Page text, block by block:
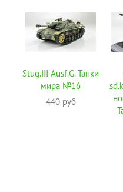
Stug.III Ausf.G. Танки
мира №16
440 руб